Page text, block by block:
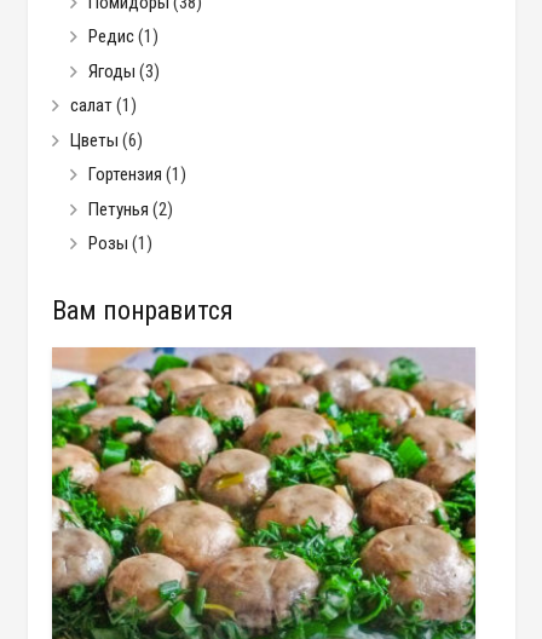
Редис(1)
Ягоды (3)
салат(1)
Цветы (6)
Гортензия (1)
Петунья (2)
Розы (1)
Вам понравится